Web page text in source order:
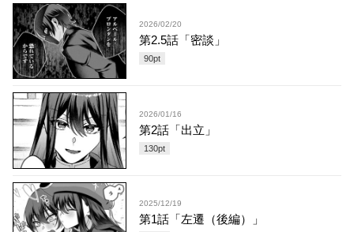
2026/02/20
第2.5話「密談」
90pt
2026/01/16
第2話「出立」
130pt
2025/12/19
第1話「左遷（後編）」